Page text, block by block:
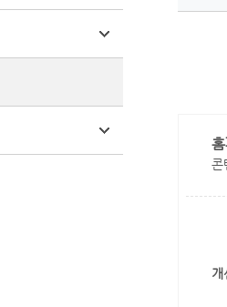
콘
개